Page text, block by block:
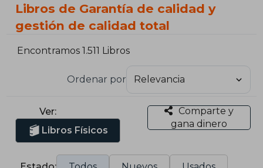
Libros de Garantía de calidad y
gestión de calidad total
Encontramos 1.511 Libros
Ordenar por
Ver:
Libros Físicos
Comparte y
gana dinero